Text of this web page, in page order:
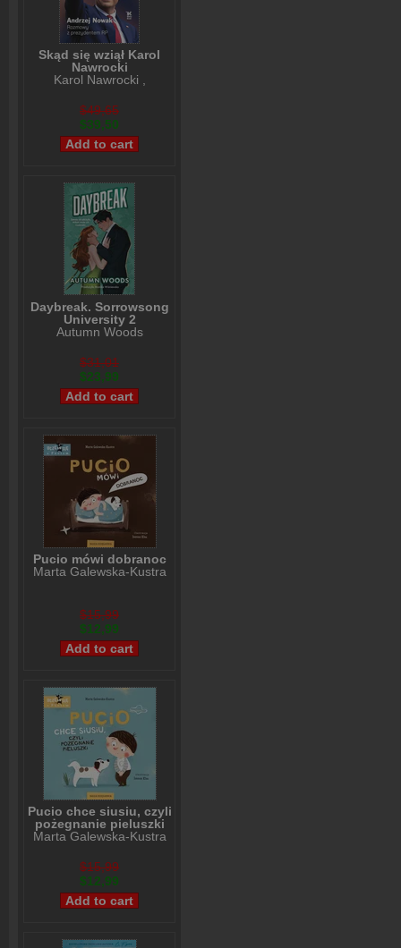
Skąd się wziął Karol
Nawrocki
Karol Nawrocki
$49,65
$39,50
Daybreak. Sorrowsong
University 2
Autumn Woods
$31,01
$23,99
Pucio mówi dobranoc
Marta Galewska-Kustra
$15,99
$12,99
Pucio chce siusiu, czyli
pożegnanie pieluszki
Marta Galewska-Kustra
$15,99
$12,99